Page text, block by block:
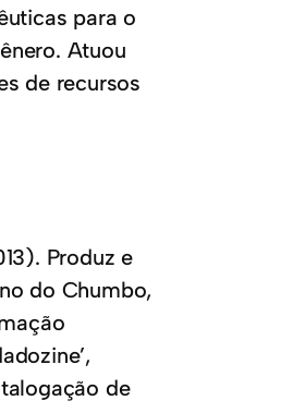
para o
Atuou
de recursos
Produz e
do Chumbo,
de